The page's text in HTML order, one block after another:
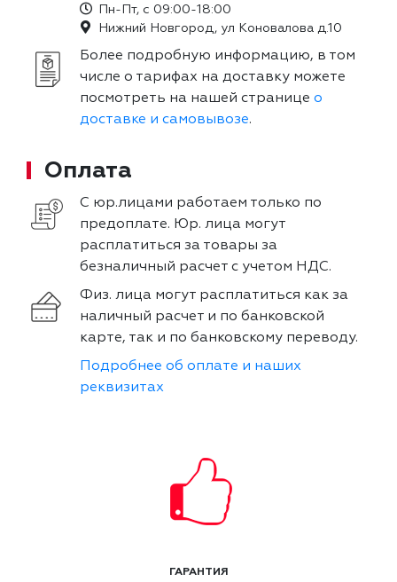
Пн-Пт, с 09:00-18:00
Нижний Новгород, ул Коновалова д.10
Более подробную информацию, в том
числе о тарифах на доставку можете
посмотреть на нашей странице о
доставке и самовывозе.
Оплата
С юр.лицами работаем только по
предоплате. Юр. лица могут
расплатиться за товары за
безналичный расчет с учетом НДС.
Физ. лица могут расплатиться как за
наличный расчет и по банковской
карте, так и по банковскому переводу.
Подробнее об оплате и наших
реквизитах
ГАРАНТИЯ